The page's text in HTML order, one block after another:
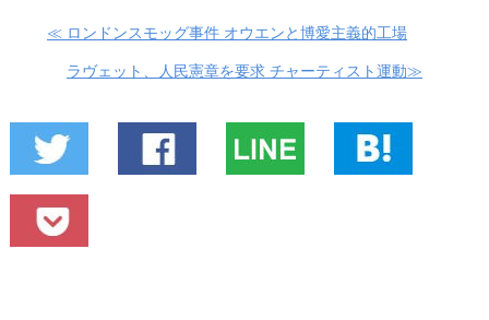
≪ ロンドンスモッグ事件 オウエンと博愛主義的工場
ラヴェット、人民憲章を要求 チャーティスト運動≫